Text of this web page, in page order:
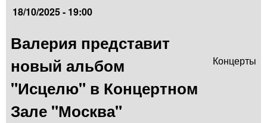
18/10/2025 - 19:00
Валерия представит
новый альбом
"Исцелю" в Концертном
Зале "Москва"
Концерты